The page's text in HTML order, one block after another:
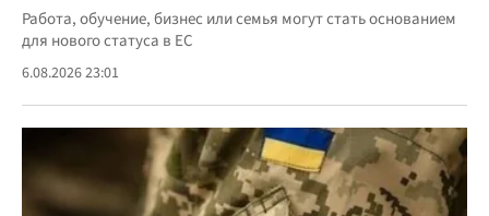
Работа, обучение, бизнес или семья могут стать основанием
для нового статуса в ЕС
6.08.2026 23:01